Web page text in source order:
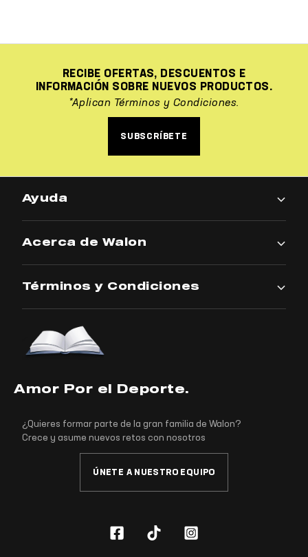
RECIBE OFERTAS, DESCUENTOS E
INFORMACIÓN SOBRE NUEVOS PRODUCTOS.
*Aplican Términos y Condiciones.
SUBSCRÍBETE
Acerca de Walon
Ayuda
Términos y Condiciones
Amor Por el Deporte.
¿Quieres formar parte de la gran familia de Walon?
Crece y asume nuevos retos con nosotros
ÚNETE A NUESTRO EQUIPO